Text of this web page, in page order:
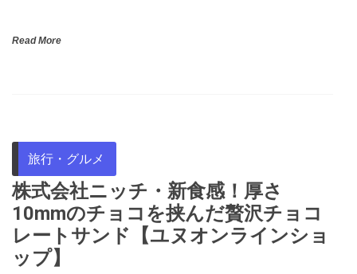
Read More
旅行・グルメ
株式会社ニッチ・新食感！厚さ
10mmのチョコを挟んだ贅沢チョコ
レートサンド【ユヌオンラインショ
ップ】